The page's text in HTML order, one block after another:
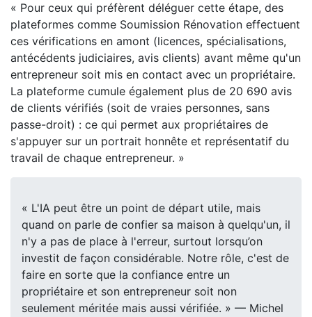
« Pour ceux qui préfèrent déléguer cette étape, des
plateformes comme Soumission Rénovation effectuent
ces vérifications en amont (licences, spécialisations,
antécédents judiciaires, avis clients) avant même qu'un
entrepreneur soit mis en contact avec un propriétaire.
La plateforme cumule également plus de 20 690 avis
de clients vérifiés (soit de vraies personnes, sans
passe-droit) : ce qui permet aux propriétaires de
s'appuyer sur un portrait honnête et représentatif du
travail de chaque entrepreneur. »
« L'IA peut être un point de départ utile, mais
quand on parle de confier sa maison à quelqu'un, il
n'y a pas de place à l'erreur, surtout lorsqu’on
investit de façon considérable. Notre rôle, c'est de
faire en sorte que la confiance entre un
propriétaire et son entrepreneur soit non
seulement méritée mais aussi vérifiée. » — Michel